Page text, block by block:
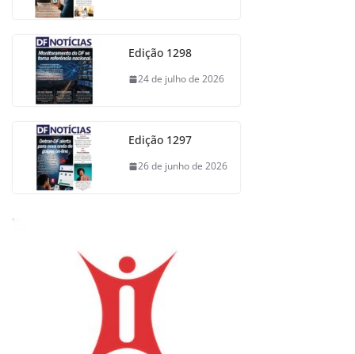
Edição 1298
24 de julho de 2026
Edição 1297
26 de junho de 2026